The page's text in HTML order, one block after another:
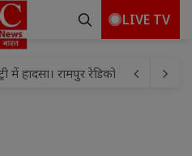
LIVE TV
बैच का समापन, गतिविधि आधारित
यात्रा को लेकर बैठक संपन्न